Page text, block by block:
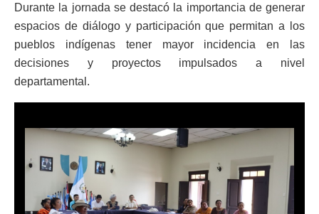
Durante la jornada se destacó la importancia de generar
espacios de diálogo y participación que permitan a los
pueblos indígenas tener mayor incidencia en las
decisiones y proyectos impulsados a nivel
departamental.